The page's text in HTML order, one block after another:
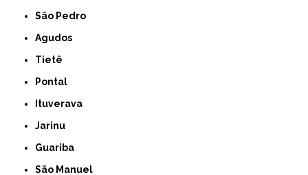
São Pedro
Agudos
Tietê
Pontal
Ituverava
Jarinu
Guariba
São Manuel